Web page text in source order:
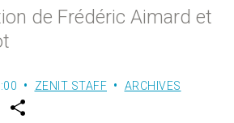
de Frédéric Aimard et
ZENIT STAFF ARCHIVES
w